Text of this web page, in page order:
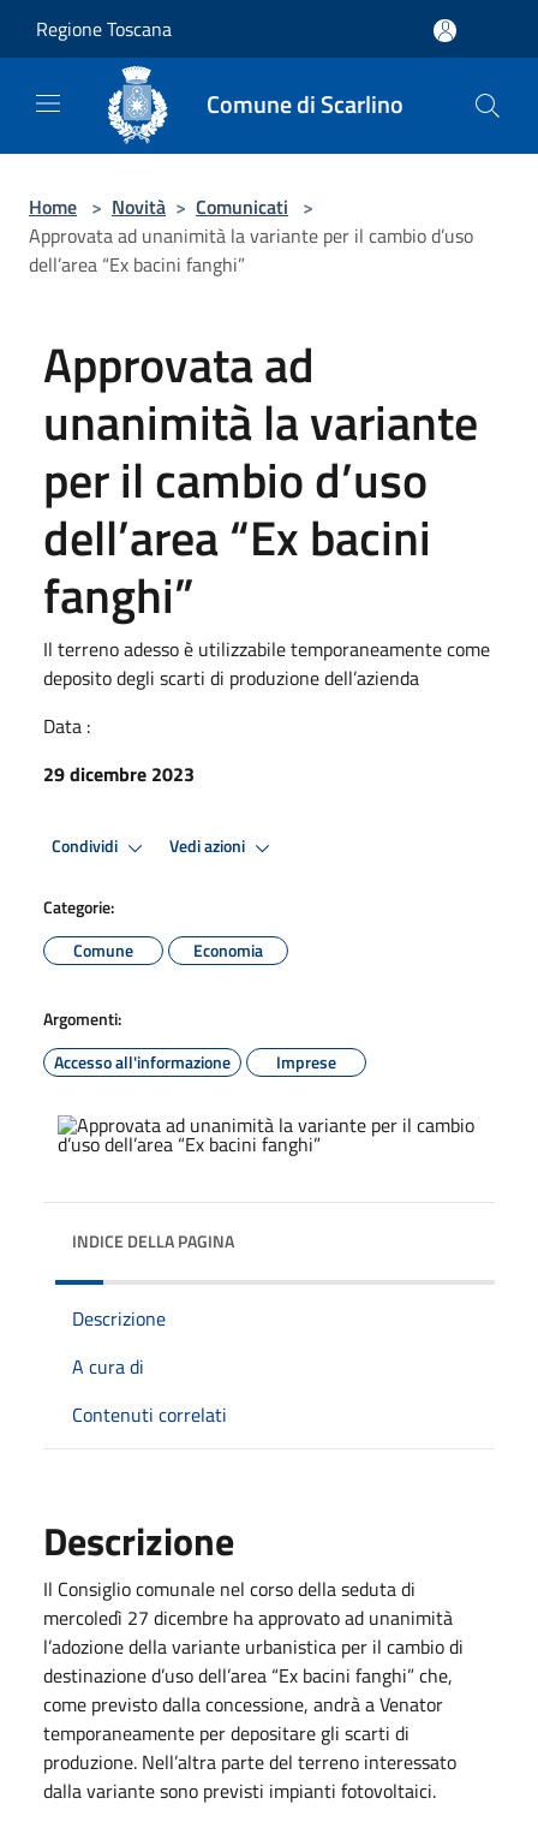
Regione Toscana
Comune di Scarlino
Home > Novità > Comunicati >
Approvata ad unanimità la variante per il cambio d’uso
dell’area “Ex bacini fanghi”
Approvata ad
unanimità la variante
per il cambio d’uso
dell’area “Ex bacini
fanghi”
Il terreno adesso è utilizzabile temporaneamente come
deposito degli scarti di produzione dell’azienda
Data :
29 dicembre 2023
Condividi Vedi azioni
Categorie:
Comune
Economia
Argomenti:
Accesso all'informazione
Imprese
INDICE DELLA PAGINA
Descrizione
A cura di
Contenuti correlati
Descrizione
Il Consiglio comunale nel corso della seduta di
mercoledì 27 dicembre ha approvato ad unanimità
l’adozione della variante urbanistica per il cambio di
destinazione d’uso dell’area “Ex bacini fanghi” che,
come previsto dalla concessione, andrà a Venator
temporaneamente per depositare gli scarti di
produzione. Nell’altra parte del terreno interessato
dalla variante sono previsti impianti fotovoltaici.